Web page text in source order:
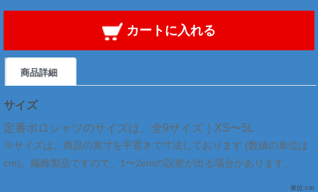
カートに入れる
商品詳細
サイズ
定番ポロシャツのサイズは、全9サイズ｜XS〜5L
※サイズは、商品の実寸を平置きで寸法しております (数値の単位は
cm)。繊維製品ですので、1〜2cmの誤差が出る場合があります。
単位:cm